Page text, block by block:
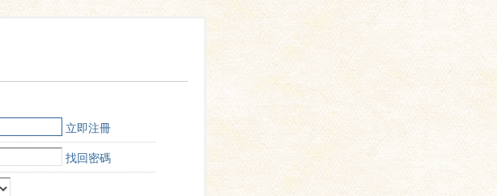
立即注冊
找回密碼